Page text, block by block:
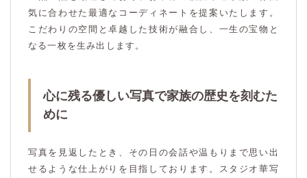
気に合わせた最適なコーディネートを提案いたします。
こだわりの空間と卓越した技術が融合し、一生の宝物と
なる一枚を生み出します。
心に残る優しい写真で家族の歴史を刻むた
めに
写真を見返したとき、その日の会話や温もりまで思い出
せるような仕上がりを目指しております。スタジオ華写